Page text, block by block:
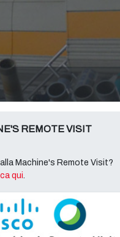
REMOTE VISIT
Machine's Remote Visit?
qui.